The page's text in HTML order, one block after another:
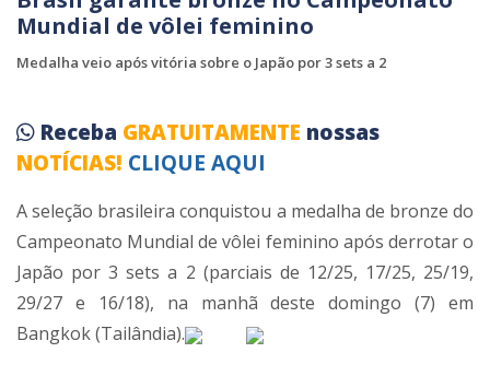
Mundial de vôlei feminino
Medalha veio após vitória sobre o Japão por 3 sets a 2
Receba GRATUITAMENTE nossas
NOTÍCIAS! CLIQUE AQUI
A seleção brasileira conquistou a medalha de bronze do
Campeonato Mundial de vôlei feminino após derrotar o
Japão por 3 sets a 2 (parciais de 12/25, 17/25, 25/19,
29/27 e 16/18), na manhã deste domingo (7) em
Bangkok (Tailândia).